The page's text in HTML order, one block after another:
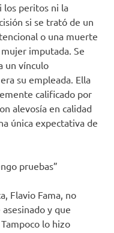
los peritos ni la
si se trató de un
o una muerte
imputada. Se
un vínculo
su empleada. Ella
calificado por
alevosía en calidad
única expectativa de
pruebas”
Flavio Fama, no
y que
lo hizo